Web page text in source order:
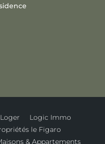
Logic Immo
le Figaro
& Appartements